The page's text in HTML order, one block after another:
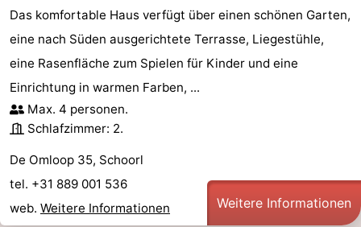
Das komfortable Haus verfügt über einen schönen Garten,
eine nach Süden ausgerichtete Terrasse, Liegestühle,
eine Rasenfläche zum Spielen für Kinder und eine
Einrichtung in warmen Farben, ...
Max. 4 personen.
Schlafzimmer: 2.
De Omloop 35, Schoorl
tel. +31 889 001 536
web. Weitere Informationen Weitere Informationen